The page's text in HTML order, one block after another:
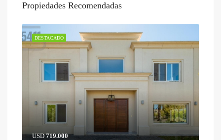
Propiedades Recomendadas
DESTACADO
USD719.000